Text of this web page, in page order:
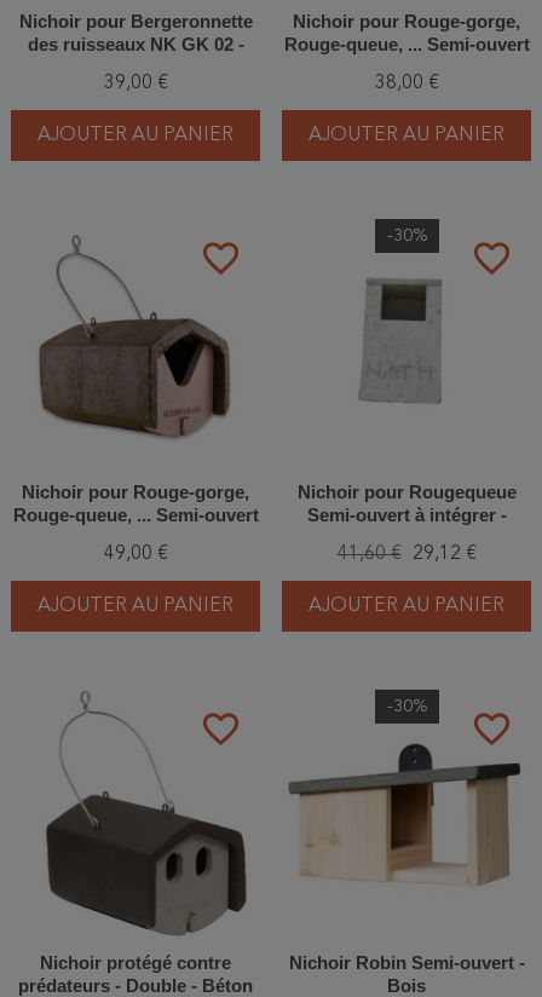
Nichoir pour Bergeronnette
des ruisseaux NK GK 02 -
39,00 €
AJOUTER AU PANIER
Nichoir pour Rouge-gorge,
Rouge-queue, ... Semi-ouvert
(2H - 152/8)
38,00 €
AJOUTER AU PANIER
favorite_border
Nichoir pour Rouge-gorge,
Rouge-queue, ... Semi-ouvert
(2HW - 157/3)
49,00 €
AJOUTER AU PANIER
favorite_border
-30%
Nichoir pour Rougequeue
Semi-ouvert à intégrer -
41,60 € 29,12 €
AJOUTER AU PANIER
favorite_border
Nichoir protégé contre
prédateurs - Double - Béton
favorite_border
-30%
Nichoir Robin Semi-ouvert -
Bois